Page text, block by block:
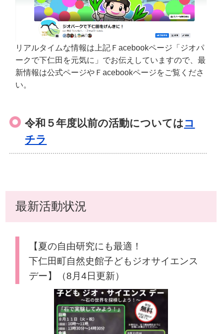
リアルタイムな情報は上記Ｆacebookページ「ジオパ
ークで下仁田を元気に」でお伝えしていますので、最
新情報は公式ページやＦacebookページをご覧くださ
い。
令和５年度以前の活動については コ
チラ
最新活動状況
【夏の自由研究にも最適！
下仁田町自然史館子どもジオサイエンス
デー】（8月4日更新）